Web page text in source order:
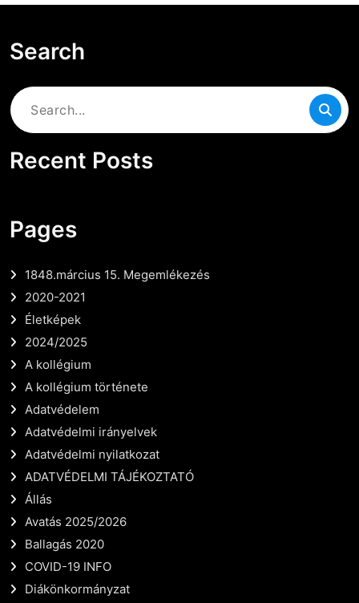
Search
Search
Recent Posts
Pages
1848.március 15. Megemlékezés
2020-2021
Életképek
2024/2025
A kollégium
A kollégium története
Adatvédelem
Adatvédelmi irányelvek
Adatvédelmi nyilatkozat
ADATVÉDELMI TÁJÉKOZTATÓ
Állás
Avatás 2025/2026
Ballagás 2020
COVID-19 INFO
Diákönkormányzat